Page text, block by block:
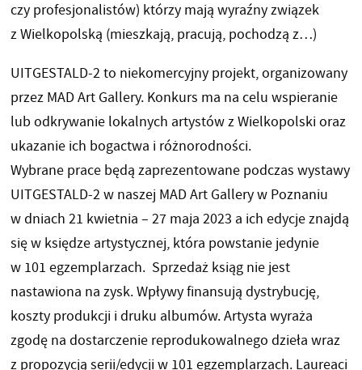
czy profesjonalistów) którzy mają wyraźny związek
z Wielkopolską (mieszkają, pracują, pochodzą z…)
UITGESTALD-2 to niekomercyjny projekt, organizowany
przez MAD Art Gallery. Konkurs ma na celu wspieranie
lub odkrywanie lokalnych artystów z Wielkopolski oraz
ukazanie ich bogactwa i różnorodności.
Wybrane prace będą zaprezentowane podczas wystawy
UITGESTALD-2 w naszej MAD Art Gallery w Poznaniu
w dniach 21 kwietnia – 27 maja 2023 a ich edycje znajdą
się w księdze artystycznej, która powstanie jedynie
w 101 egzemplarzach. Sprzedaż ksiąg nie jest
nastawiona na zysk. Wpływy finansują dystrybucję,
koszty produkcji i druku albumów. Artysta wyraża
zgodę na dostarczenie reprodukowalnego dzieła wraz
z propozycją serii/edycji w 101 egzemplarzach. Laureaci